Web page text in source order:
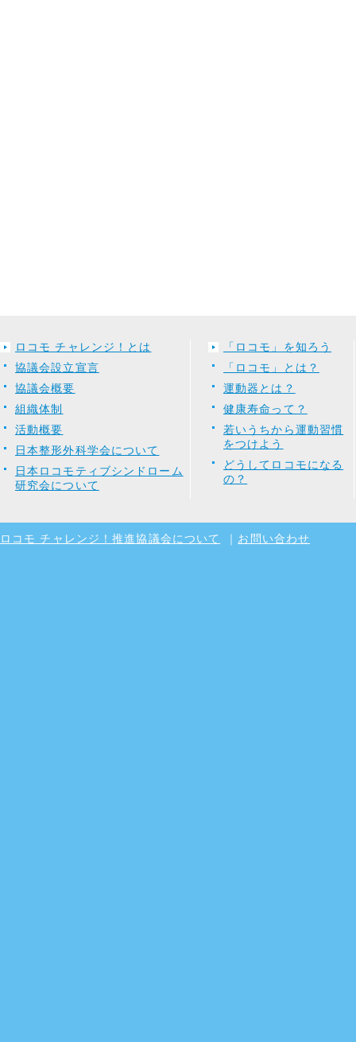
ロコモ チャレンジ！とは
協議会設立宣言
協議会概要
組織体制
活動概要
日本整形外科学会について
日本ロコモティブシンドローム
研究会について
「ロコモ」を知ろう
「ロコモ」とは？
運動器とは？
健康寿命って？
若いうちから運動習慣
をつけよう
どうしてロコモになる
の？
ロコモ チャレンジ！推進協議会について ｜ お問い合わせ